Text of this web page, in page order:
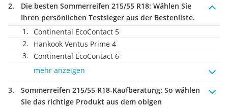
Die besten Sommerreifen 215/55 R18: Wählen Sie
Ihren persönlichen Testsieger aus der Bestenliste.
Continental EcoContact 5
Hankook Ventus Prime 4
Continental EcoContact 6
mehr anzeigen
Sommerreifen 215/55 R18-Kaufberatung: So wählen
Sie das richtige Produkt aus dem obigen